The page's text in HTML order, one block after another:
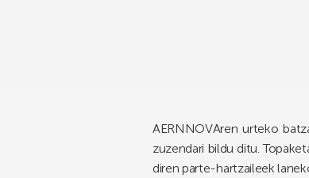
AERNNOVAren urteko
zuzendari bildu ditu.
diren parte-hartzaileek